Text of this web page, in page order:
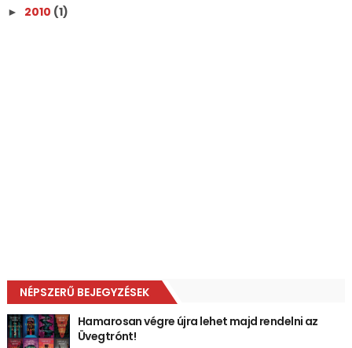
► 2010 (1)
NÉPSZERŰ BEJEGYZÉSEK
Hamarosan végre újra lehet majd rendelni az
Üvegtrónt!